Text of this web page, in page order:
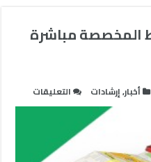
المخصصة مباشرة
أخبار,إرشادات التعليقات
جوجل